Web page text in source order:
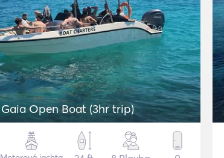
Gaia Open Boat (3hr trip)